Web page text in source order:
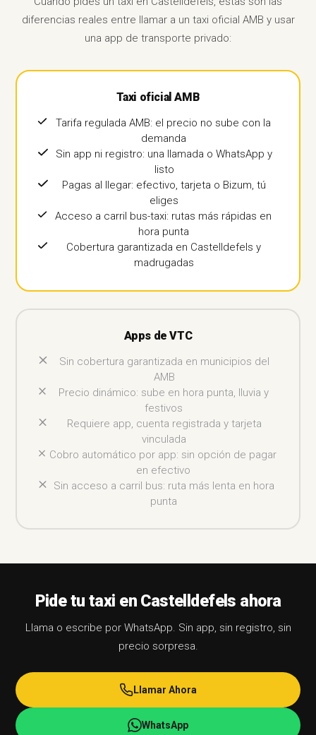
diferencias reales entre llamar a un taxi oficial AMB y usar
una app de transporte privado:
Taxi oficial AMB
Tarifa regulada AMB: el precio no sube con la
demanda
Sin app ni registro: una llamada o WhatsApp y
listo
Pagas al llegar: efectivo, tarjeta o Bizum, tú
eliges
Acceso a carril bus-taxi: rutas más rápidas en
hora punta
Cobertura garantizada en Castelldefels y
madrugadas
Apps de VTC
Sin cobertura garantizada en municipios del
AMB
Precio dinámico: sube en hora punta, lluvia y
festivos
Requiere app, cuenta registrada y tarjeta
vinculada
Cobro automático por app: sin opción de pagar
en efectivo
Sin acceso a carril bus: ruta más lenta en hora
punta
Pide tu taxi en Castelldefels ahora
Llama o escribe por WhatsApp. Sin app, sin registro, sin
precio sorpresa.
Llamar Ahora
WhatsApp